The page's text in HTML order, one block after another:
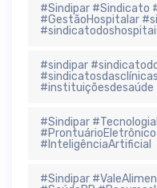
#Sindipar #Sindicato
#GestãoHospitalar
#sindipar
#Sindipar
#InteligênciaArtificial
#Sindipar